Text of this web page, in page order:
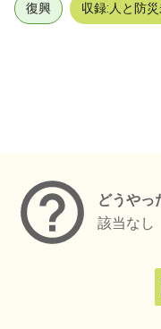
復興 収録:人と防
どうやっ
該当なし